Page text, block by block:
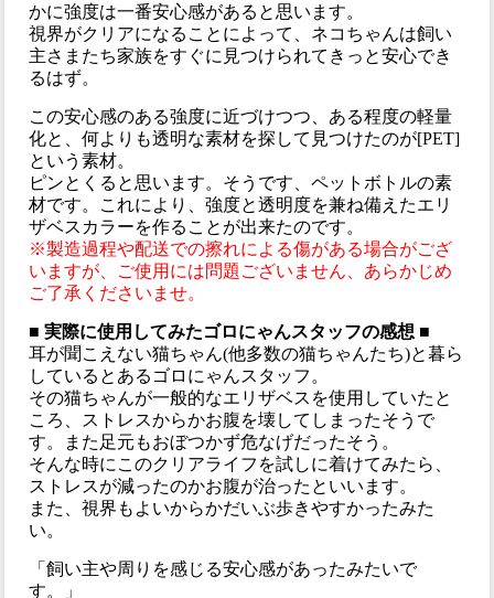
かに強度は一番安心感があると思います。
視界がクリアになることによって、ネコちゃんは飼い
主さまたち家族をすぐに見つけられてきっと安心でき
るはず。
この安心感のある強度に近づけつつ、ある程度の軽量
化と、何よりも透明な素材を探して見つけたのが[PET]
という素材。
ピンとくると思います。そうです、ペットボトルの素
材です。これにより、強度と透明度を兼ね備えたエリ
ザベスカラーを作ることが出来たのです。
※製造過程や配送での擦れによる傷がある場合がござ
いますが、ご使用には問題ございません、あらかじめ
ご了承くださいませ。
■ 実際に使用してみたゴロにゃんスタッフの感想 ■
耳が聞こえない猫ちゃん(他多数の猫ちゃんたち)と暮ら
しているとあるゴロにゃんスタッフ。
その猫ちゃんが一般的なエリザベスを使用していたと
ころ、ストレスからかお腹を壊してしまったそうで
す。また足元もおぼつかず危なげだったそう。
そんな時にこのクリアライフを試しに着けてみたら、
ストレスが減ったのかお腹が治ったといいます。
また、視界もよいからかだいぶ歩きやすかったみた
い。
「飼い主や周りを感じる安心感があったみたいで
す。」